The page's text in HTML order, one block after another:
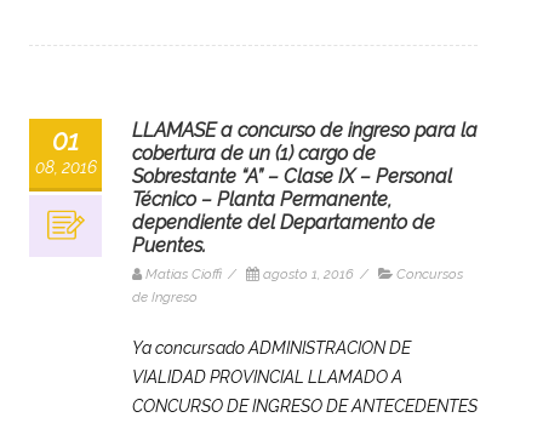
01
08, 2016
LLAMASE a concurso de ingreso para la
cobertura de un (1) cargo de
Sobrestante “A” – Clase IX – Personal
Técnico – Planta Permanente,
dependiente del Departamento de
Puentes.
Matias Cioffi / agosto 1, 2016 /
Concursos
de Ingreso
Ya concursado ADMINISTRACION DE
VIALIDAD PROVINCIAL LLAMADO A
CONCURSO DE INGRESO DE ANTECEDENTES